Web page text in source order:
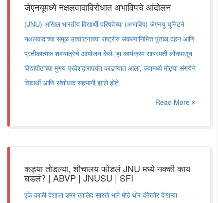
जेएनयूमध्ये नक्षलवादाविरोधात अभाविपचे आंदोलन
(JNU) अखिल भारतीय विद्यार्थी परिषदेच्या (अभाविप) जेएनयू युनिटने
नक्षलवादाच्या समूळ उच्चाटनाच्या राष्ट्रीय संकल्पानिमित्त पुतळा दहन आणि
प्रतीकात्मक शवयात्रेचे आयोजन केले. हा कार्यक्रम साबरमती लॉनपासून
विद्यापीठाच्या मुख्य प्रवेशद्वारापर्यंत काढण्यात आला, ज्यामध्ये मोठ्या संख्येने
विद्यार्थी आणि संशोधक सहभागी झाले होते.
Read More
कड्या तोडल्या, शौचालय फोडलं JNU मध्ये नक्की काय
घडलं? | ABVP | JNUSU | SFI
एके काळी देशाला उमर खालिद सारखे भले मोठे थोर दंगेखोर देणाऱ्या